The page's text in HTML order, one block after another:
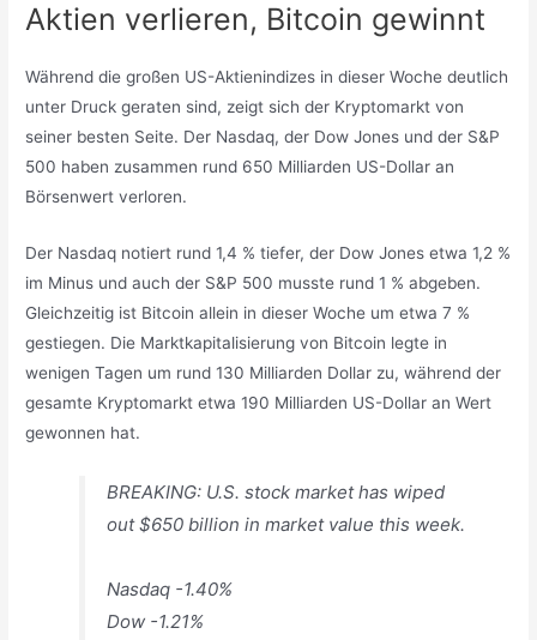
Aktien verlieren, Bitcoin gewinnt
Während die großen US-Aktienindizes in dieser Woche deutlich
unter Druck geraten sind, zeigt sich der Kryptomarkt von
seiner besten Seite. Der Nasdaq, der Dow Jones und der S&P
500 haben zusammen rund 650 Milliarden US-Dollar an
Börsenwert verloren.
Der Nasdaq notiert rund 1,4 % tiefer, der Dow Jones etwa 1,2 %
im Minus und auch der S&P 500 musste rund 1 % abgeben.
Gleichzeitig ist Bitcoin allein in dieser Woche um etwa 7 %
gestiegen. Die Marktkapitalisierung von Bitcoin legte in
wenigen Tagen um rund 130 Milliarden Dollar zu, während der
gesamte Kryptomarkt etwa 190 Milliarden US-Dollar an Wert
gewonnen hat.
BREAKING: U.S. stock market has wiped
out $650 billion in market value this week.
Nasdaq -1.40%
Dow -1.21%